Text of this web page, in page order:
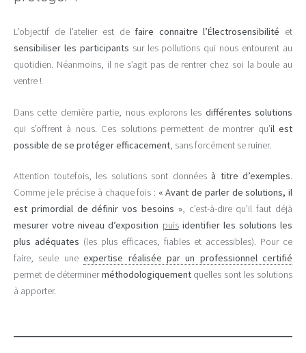
L’objectif de l’atelier est de faire connaitre l’Électrosensibilité et
sensibiliser les participants sur les pollutions qui nous entourent au
quotidien. Néanmoins, il ne s’agit pas de rentrer chez soi la boule au
ventre !
Dans cette dernière partie, nous explorons les différentes solutions
qui s’offrent à nous. Ces solutions permettent de montrer qu’il est
possible de se protéger efficacement, sans forcément se ruiner.
Attention toutefois, les solutions sont données à titre d’exemples.
Comme je le précise à chaque fois : « Avant de parler de solutions, il
est primordial de définir vos besoins », c’est-à-dire qu’il faut déjà
mesurer votre niveau d’exposition puis identifier les solutions les
plus adéquates (les plus efficaces, fiables et accessibles). Pour ce
faire, seule uneexpertise réalisée par un professionnel certifié
permet de déterminerméthodologiquementquelles sont les solutions
à apporter.